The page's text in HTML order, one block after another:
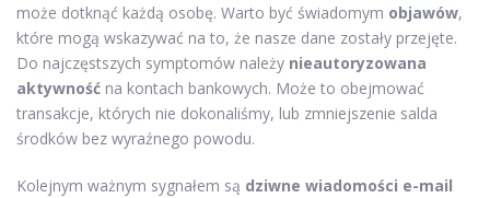
może dotknąć każdą osobę. Warto być świadomym objawów,
które mogą wskazywać na to, że nasze dane zostały przejęte.
Do najczęstszych symptomów należy nieautoryzowana
aktywność na kontach bankowych. Może to obejmować
transakcje, których nie dokonaliśmy, lub zmniejszenie salda
środków bez wyraźnego powodu.
Kolejnym ważnym sygnałem są dziwne wiadomości e-mail